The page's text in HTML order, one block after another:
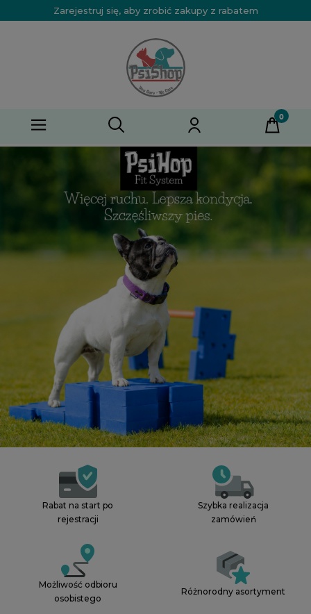
Zarejestruj się, aby zrobić zakupy z rabatem
Rabat na start po
rejestracji
Szybka realizacja
zamówień
Możliwość odbioru
osobistego
Różnorodny asortyment